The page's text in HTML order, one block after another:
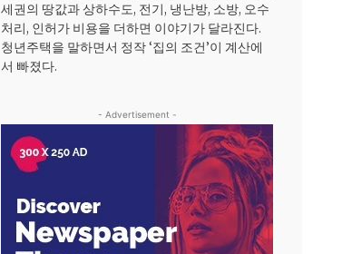
세권의 땅값과 상하수도, 전기, 냉난방, 소방, 오수
처리, 인허가 비용을 더하면 이야기가 달라진다.
청년주택을 말하면서 정작 ‘집의 조건’이 계산에
서 빠졌다.
- Advertisement -